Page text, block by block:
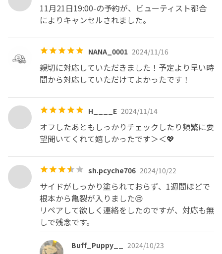
11月21日19:00-の予約が、ビューティスト都合
によりキャンセルされました。
NANA_0001 2024/11/16
親切に対応していただきました！予定より早い時
間から対応していただけてよかったです！
H____E 2024/11/14
オフしたあともしっかりチェックしたり頻繁に要
望聞いてくれて嬉しかったです＞＜💖
sh.pcyche706 2024/10/22
サイドがしっかり塗られておらず、1週間ほどで
根本から亀裂が入りました😢
リペアして欲しく連絡をしたのですが、対応も無
しで残念です。
Buff_Puppy__ 2024/10/23